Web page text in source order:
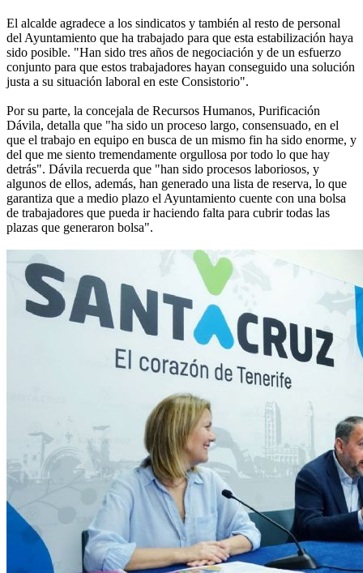
El alcalde agradece a los sindicatos y también al resto de personal
del Ayuntamiento que ha trabajado para que esta estabilización haya
sido posible. "Han sido tres años de negociación y de un esfuerzo
conjunto para que estos trabajadores hayan conseguido una solución
justa a su situación laboral en este Consistorio".
Por su parte, la concejala de Recursos Humanos, Purificación
Dávila, detalla que "ha sido un proceso largo, consensuado, en el
que el trabajo en equipo en busca de un mismo fin ha sido enorme, y
del que me siento tremendamente orgullosa por todo lo que hay
detrás". Dávila recuerda que "han sido procesos laboriosos, y
algunos de ellos, además, han generado una lista de reserva, lo que
garantiza que a medio plazo el Ayuntamiento cuente con una bolsa
de trabajadores que pueda ir haciendo falta para cubrir todas las
plazas que generaron bolsa".